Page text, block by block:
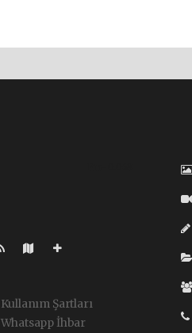
Kullanım Şartları
Whatsapp İhbar